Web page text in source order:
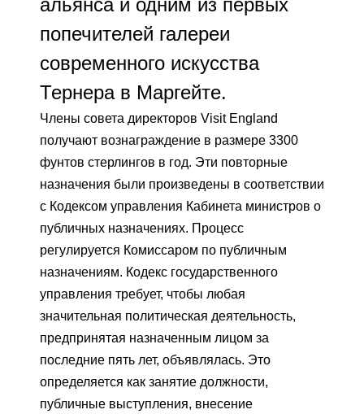
альянса и одним из первых
попечителей галереи
современного искусства
Тернера в Маргейте.
Члены совета директоров Visit England
получают вознаграждение в размере 3300
фунтов стерлингов в год. Эти повторные
назначения были произведены в соответствии
с Кодексом управления Кабинета министров о
публичных назначениях. Процесс
регулируется Комиссаром по публичным
назначениям. Кодекс государственного
управления требует, чтобы любая
значительная политическая деятельность,
предпринятая назначенным лицом за
последние пять лет, объявлялась. Это
определяется как занятие должности,
публичные выступления, внесение